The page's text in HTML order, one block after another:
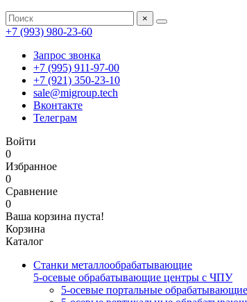
×
+7 (993) 980-23-60
Запрос звонка
+7 (995) 911-97-00
+7 (921) 350-23-10
sale@migroup.tech
Вконтакте
Телеграм
Войти
0
Избранное
0
Сравнение
0
Ваша корзина пуста!
Корзина
Каталог
Станки металлообрабатывающие
5-осевые обрабатывающие центры с ЧПУ
5-осевые портальные